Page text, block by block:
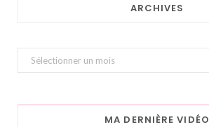
ARCHIVES
Archives
MA DERNIÈRE VIDÉO